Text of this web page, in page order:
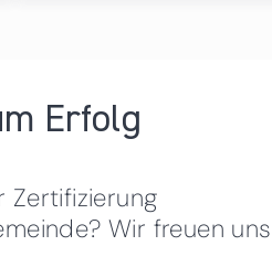
Erfolg
Zertifizierung
Wir freuen